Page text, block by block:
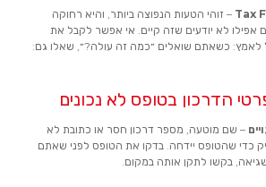
– זוהי הטעות הנפוצה ביותר, והיא רחוקה
אפילו לא יודעים שזה קיים. אי אפשר לקבל את
לאמץ: כשאתם שואלים ״כמה זה עולה?״, שאלו גם:
הדרכון בטופס לא נכונים
– שם מוטעה, מספר דרכון חסר או כתובת לא
שהטופס יידחה. בדקו את הטופס לפני שאתם
בקשו לתקן אותה במקום.